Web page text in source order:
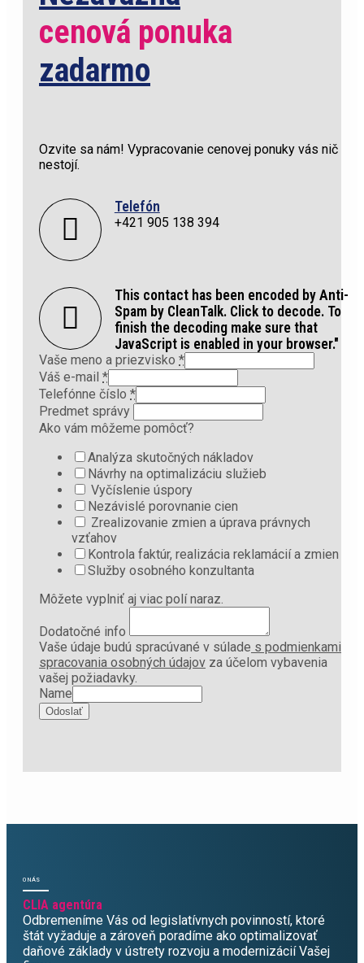
cenová ponuka
zadarmo
Ozvite sa nám! Vypracovanie cenovej ponuky vás nič
nestojí.
Telefón
+421 905 138 394
This contact has been encoded by Anti-
Spam by CleanTalk. Click to decode. To
finish the decoding make sure that
JavaScript is enabled in your browser."
Vaše meno a priezvisko *
Váš e-mail *
Telefónne číslo *
Predmet správy
Ako vám môžeme pomôcť?
Analýza skutočných nákladov
Návrhy na optimalizáciu služieb
Vyčíslenie úspory
Nezávislé porovnanie cien
Zrealizovanie zmien a úprava právnych
vzťahov
Kontrola faktúr, realizácia reklamácií a zmien
Služby osobného konzultanta
Môžete vyplniť aj viac polí naraz.
Dodatočné info
Vaše údaje budú spracúvané v súlade s podmienkami
spracovania osobných údajov za účelom vybavenia
vašej požiadavky.
Name
Odoslať
O NÁS
CLIA agentúra
Odbremeníme Vás od legislatívnych povinností, ktoré
štát vyžaduje a zároveň poradíme ako optimalizovať
daňové základy v ústrety rozvoju a modernizácií Vašej